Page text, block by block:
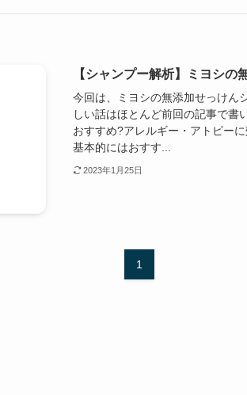
【シャンプー解析】ミヨシの
今回は、ミヨシの無添加せっけん
しい話はほとんど前回の記事で
おすすめ?アレルギー・アトピー
基本的にはおすす...
2023年1月25日
1